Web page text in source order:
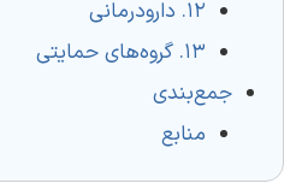
۱۲. دارودرمانی
۱۳. گروه‌های حمایتی
جمع‌بندی
منابع